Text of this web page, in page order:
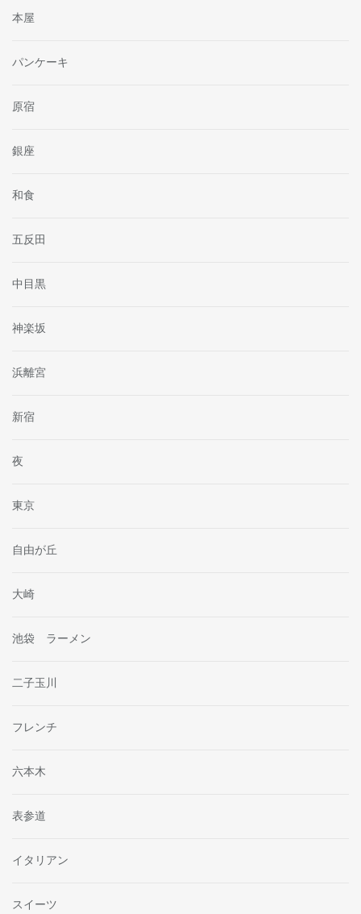
本屋
パンケーキ
原宿
銀座
和食
五反田
中目黒
神楽坂
浜離宮
新宿
夜
東京
自由が丘
大崎
池袋 ラーメン
二子玉川
フレンチ
六本木
表参道
イタリアン
スイーツ